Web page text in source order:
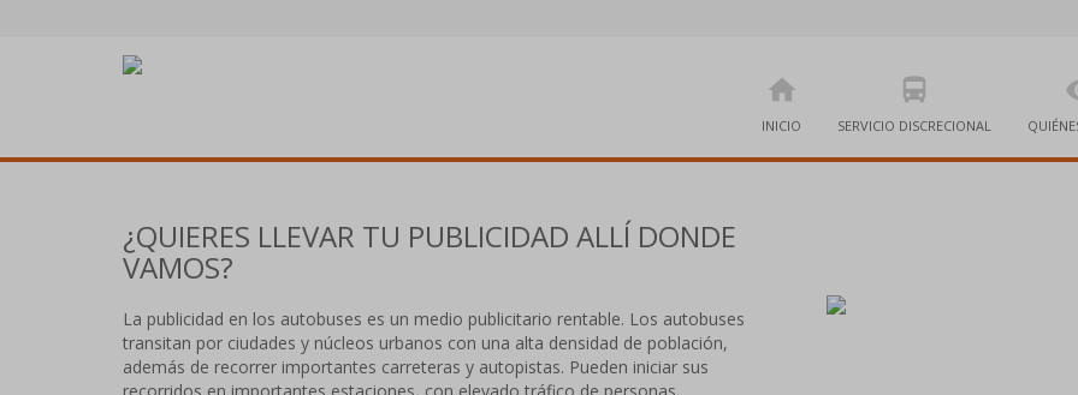
home
INICIO
directions_bus
SERVICIO DISCRECIONAL
¿QUIERES LLEVAR TU PUBLICIDAD ALLÍ DONDE
VAMOS?
La publicidad en los autobuses es un medio publicitario rentable. Los autobuses
transitan por ciudades y núcleos urbanos con una alta densidad de población,
además de recorrer importantes carreteras y autopistas. Pueden iniciar sus